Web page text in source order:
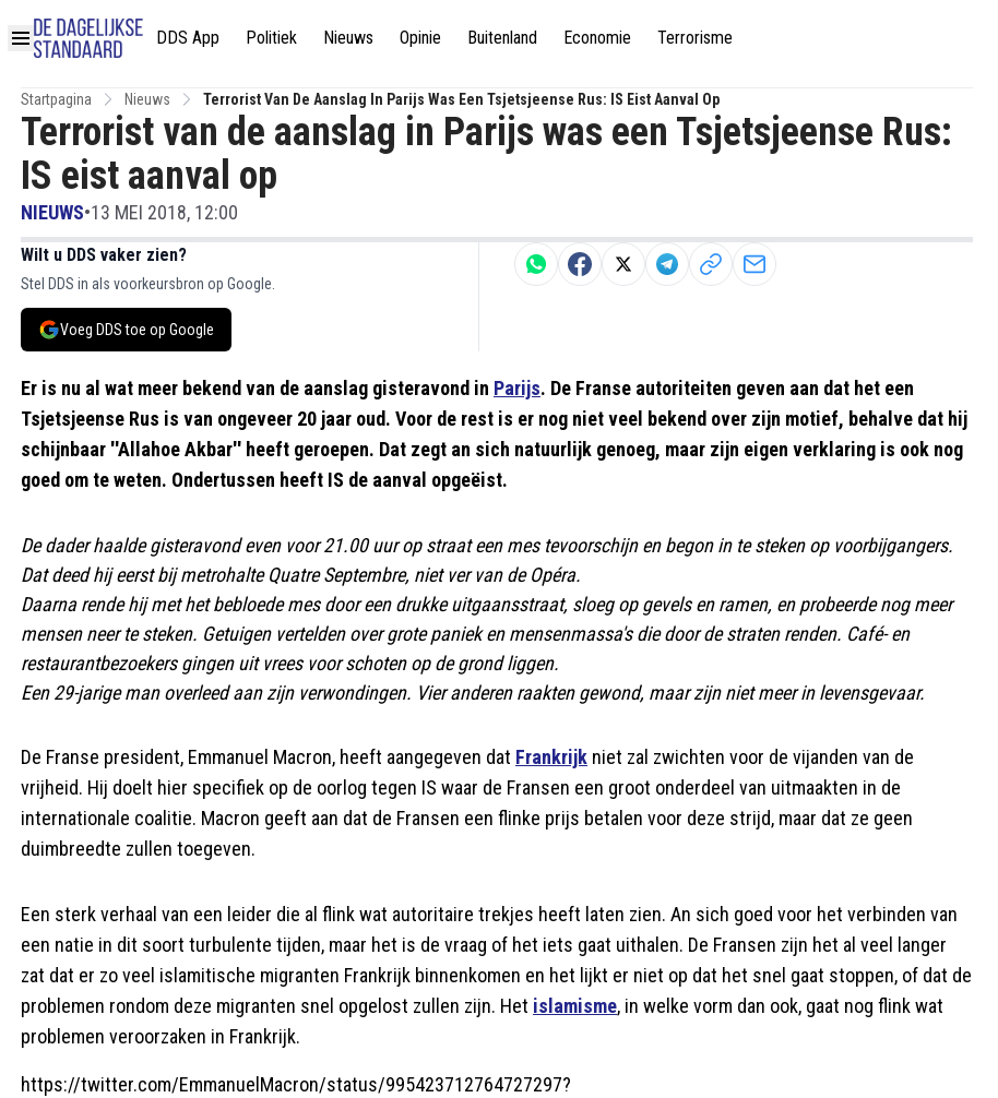
DDS App Politiek Nieuws Opinie Buitenland Economie Terrorisme
Startpagina Nieuws Terrorist Van De Aanslag In Parijs Was Een Tsjetsjeense Rus: IS Eist Aanval Op
Terrorist van de aanslag in Parijs was een Tsjetsjeense Rus:
IS eist aanval op
NIEUWS•13 MEI 2018, 12:00
Wilt u DDS vaker zien?
Stel DDS in als voorkeursbron op Google.
Voeg DDS toe op Google
Er is nu al wat meer bekend van de aanslag gisteravond in Parijs. De Franse autoriteiten geven aan dat het een
Tsjetsjeense Rus is van ongeveer 20 jaar oud. Voor de rest is er nog niet veel bekend over zijn motief, behalve dat hij
schijnbaar ''Allahoe Akbar'' heeft geroepen. Dat zegt an sich natuurlijk genoeg, maar zijn eigen verklaring is ook nog
goed om te weten. Ondertussen heeft IS de aanval opgeëist.
De dader haalde gisteravond even voor 21.00 uur op straat een mes tevoorschijn en begon in te steken op voorbijgangers.
Dat deed hij eerst bij metrohalte Quatre Septembre, niet ver van de Opéra.
Daarna rende hij met het bebloede mes door een drukke uitgaansstraat, sloeg op gevels en ramen, en probeerde nog meer
mensen neer te steken. Getuigen vertelden over grote paniek en mensenmassa's die door de straten renden. Café- en
restaurantbezoekers gingen uit vrees voor schoten op de grond liggen.
Een 29-jarige manoverleed aan zijn verwondingen. Vier anderen raakten gewond, maar zijn niet meer in levensgevaar.
De Franse president, Emmanuel Macron, heeft aangegeven dat Frankrijk niet zal zwichten voor de vijanden van de
vrijheid. Hij doelt hier specifiek op de oorlog tegen IS waar de Fransen een groot onderdeel van uitmaakten in de
internationale coalitie. Macron geeft aan dat de Fransen een flinke prijs betalen voor deze strijd, maar dat ze geen
duimbreedte zullen toegeven.
Een sterk verhaal van een leider die al flink wat autoritaire trekjes heeft laten zien. An sich goed voor het verbinden van
een natie in dit soort turbulente tijden, maar het is de vraag of het iets gaat uithalen. De Fransen zijn het al veel langer
zat dat er zo veel islamitische migranten Frankrijk binnenkomen en het lijkt er niet op dat het snel gaat stoppen, of dat de
problemen rondom deze migranten snel opgelost zullen zijn. Het islamisme, in welke vorm dan ook, gaat nog flink wat
problemen veroorzaken in Frankrijk.
https://twitter.com/EmmanuelMacron/status/995423712764727297?